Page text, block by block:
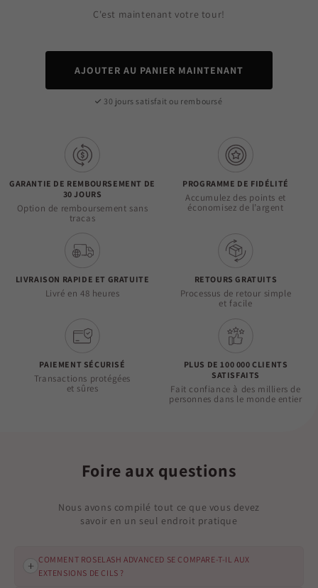
C'est maintenant votre tour!
AJOUTER AU PANIER MAINTENANT
30 jours satisfait ou remboursé
GARANTIE DE REMBOURSEMENT DE
30 JOURS
Option de remboursement sans
tracas
PROGRAMME DE FIDÉLITÉ
Accumulez des points et
économisez de l’argent
LIVRAISON RAPIDE ET GRATUITE
Livré en 48 heures
RETOURS GRATUITS
Processus de retour simple
et facile
PAIEMENT SÉCURISÉ
Transactions protégées
et sûres
PLUS DE 100 000 CLIENTS
SATISFAITS
Fait confiance à des milliers de
personnes dans le monde entier
Foire aux questions
Nous avons compilé tout ce que vous devez
savoir en un seul endroit pratique
COMMENT ROSELASH ADVANCED SE COMPARE-T-IL AUX
EXTENSIONS DE CILS ?